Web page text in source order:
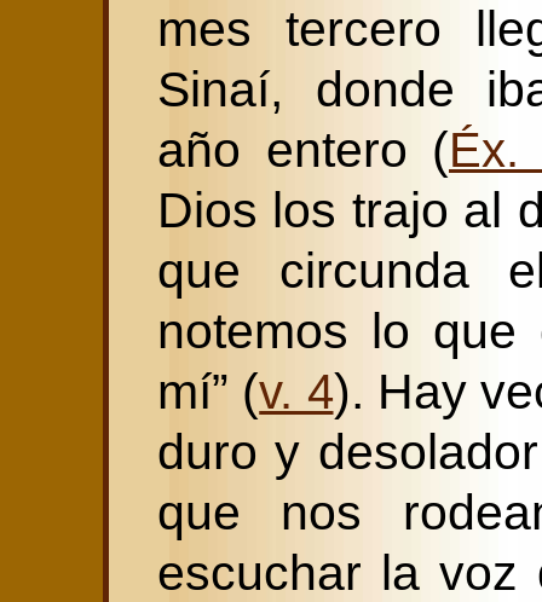
mes tercero
Sinaí, donde
año entero (Éx.
Dios los trajo al
que circunda
notemos lo
mí” (v. 4). Hay
duro y
que nos
escuchar la